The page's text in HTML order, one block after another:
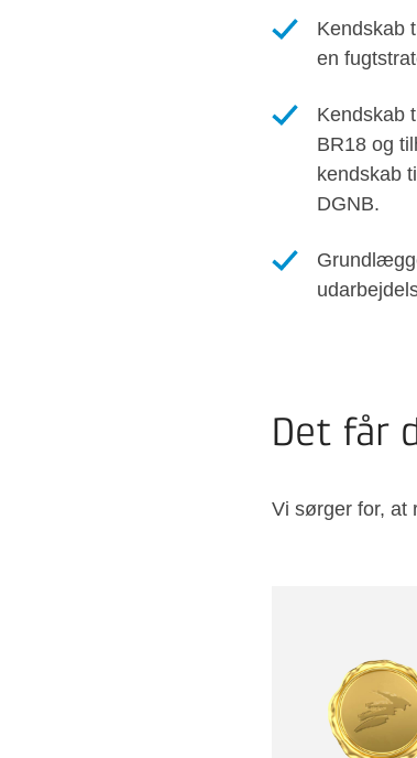
Kendskab
en
Kendskab
BR18 og
kendskab
DGNB.
Det får
Vi sørger for, at